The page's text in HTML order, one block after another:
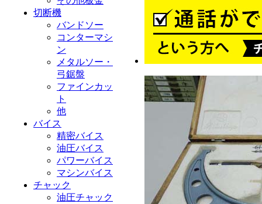
切断機
バンドソー
コンターマシ
ン
メタルソー・
弓鋸盤
ファインカッ
ト
他
バイス
精密バイス
油圧バイス
パワーバイス
マシンバイス
チャック
油圧チャック